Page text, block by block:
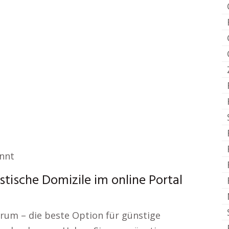
Domizile im online Portal
– die beste Option für günstige